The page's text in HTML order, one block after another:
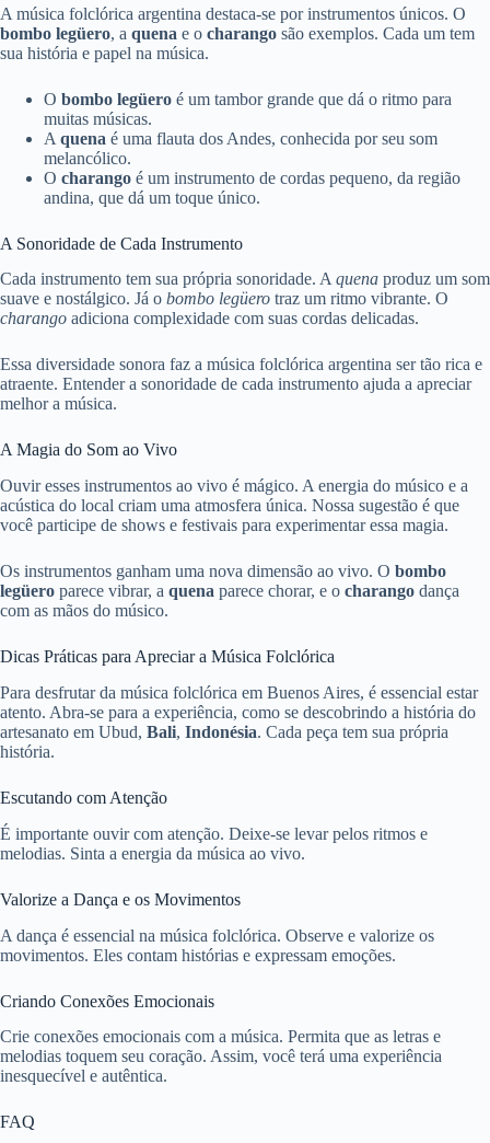
A música folclórica argentina destaca-se por instrumentos únicos. O
bombo legüero, a quena e o charango são exemplos. Cada um tem
sua história e papel na música.
O bombo legüero é um tambor grande que dá o ritmo para
muitas músicas.
A quena é uma flauta dos Andes, conhecida por seu som
melancólico.
O charango é um instrumento de cordas pequeno, da região
andina, que dá um toque único.
A Sonoridade de Cada Instrumento
Cada instrumento tem sua própria sonoridade. A quena produz um som
suave e nostálgico. Já o bombo legüero traz um ritmo vibrante. O
charango adiciona complexidade com suas cordas delicadas.
Essa diversidade sonora faz a música folclórica argentina ser tão rica e
atraente. Entender a sonoridade de cada instrumento ajuda a apreciar
melhor a música.
A Magia do Som ao Vivo
Ouvir esses instrumentos ao vivo é mágico. A energia do músico e a
acústica do local criam uma atmosfera única. Nossa sugestão é que
você participe de shows e festivais para experimentar essa magia.
Os instrumentos ganham uma nova dimensão ao vivo. O bombo
legüero parece vibrar, a quena parece chorar, e o charango dança
com as mãos do músico.
Dicas Práticas para Apreciar a Música Folclórica
Para desfrutar da música folclórica em Buenos Aires, é essencial estar
atento. Abra-se para a experiência, como se descobrindo a história do
artesanato em Ubud, Bali, Indonésia. Cada peça tem sua própria
história.
Escutando com Atenção
É importante ouvir com atenção. Deixe-se levar pelos ritmos e
melodias. Sinta a energia da música ao vivo.
Valorize a Dança e os Movimentos
A dança é essencial na música folclórica. Observe e valorize os
movimentos. Eles contam histórias e expressam emoções.
Criando Conexões Emocionais
Crie conexões emocionais com a música. Permita que as letras e
melodias toquem seu coração. Assim, você terá uma experiência
inesquecível e autêntica.
FAQ